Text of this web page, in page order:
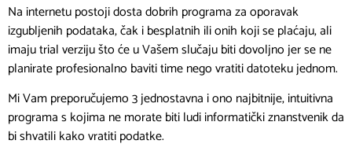
Na internetu postoji dosta dobrih programa za oporavak
izgubljenih podataka, čak i besplatnih ili onih koji se plaćaju, ali
imaju trial verziju što će u Vašem slučaju biti dovoljno jer se ne
planirate profesionalno baviti time nego vratiti datoteku jednom.
Mi Vam preporučujemo 3 jednostavna i ono najbitnije, intuitivna
programa s kojima ne morate biti ludi informatički znanstvenik da
bi shvatili kako vratiti podatke.